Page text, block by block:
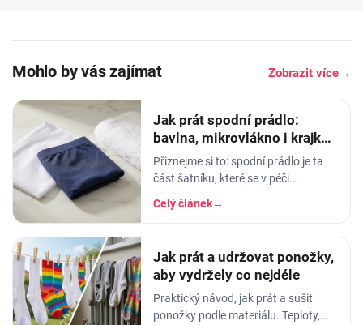
Mohlo by vás zajímat Zobrazit více→
Jak prát spodní prádlo:
bavlna, mikrovlákno i krajka,
aby vydrželo
Přiznejme si to: spodní prádlo je ta
část šatníku, které se v péči
věnujeme nejmíň. Hodíme ho do
pračky se vším ostatním, dáme
Celý článek→
Jak prát a udržovat ponožky,
aby vydržely co nejdéle
Praktický návod, jak prát a sušit
ponožky podle materiálu. Teploty,